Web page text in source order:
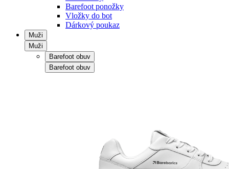
Barefoot ponožky
Vložky do bot
Dárkový poukaz
Muži
Muži
Barefoot obuv
Barefoot obuv